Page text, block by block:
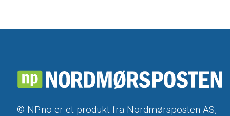
© NP.no er et produkt fra Nordmørsposten AS,